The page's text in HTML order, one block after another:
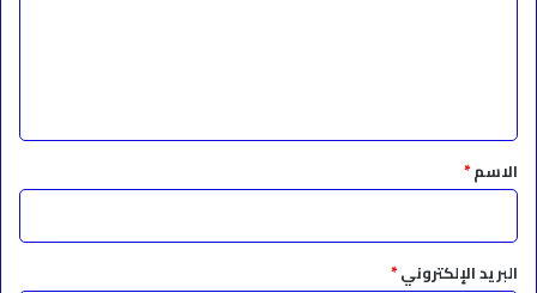
*الاسم*
البريد الإلكتروني*